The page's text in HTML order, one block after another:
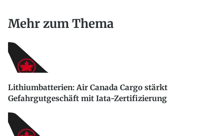
Mehr zum Thema
Lithiumbatterien: Air Canada Cargo stärkt
Gefahrgutgeschäft mit Iata-Zertifizierung